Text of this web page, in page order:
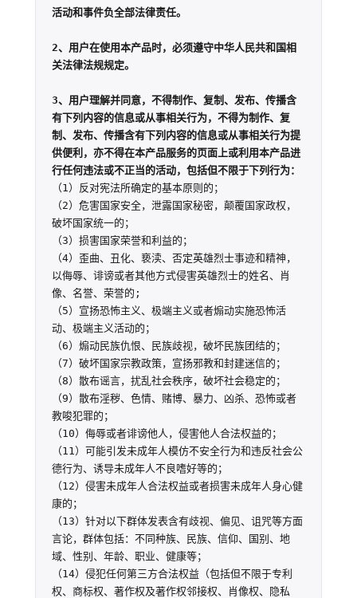
活动和事件负全部法律责任。
2、用户在使用本产品时，必须遵守中华人民共和国相
关法律法规规定。
3、用户理解并同意，不得制作、复制、发布、传播含
有下列内容的信息或从事相关行为，不得为制作、复
制、发布、传播含有下列内容的信息或从事相关行为提
供便利，亦不得在本产品服务的页面上或利用本产品进
行任何违法或不正当的活动，包括但不限于下列行为：
（1）反对宪法所确定的基本原则的；
（2）危害国家安全，泄露国家秘密，颠覆国家政权，
破坏国家统一的；
（3）损害国家荣誉和利益的；
（4）歪曲、丑化、亵渎、否定英雄烈士事迹和精神，
以侮辱、诽谤或者其他方式侵害英雄烈士的姓名、肖
像、名誉、荣誉的;
（5）宣扬恐怖主义、极端主义或者煽动实施恐怖活
动、极端主义活动的；
（6）煽动民族仇恨、民族歧视，破坏民族团结的；
（7）破坏国家宗教政策，宣扬邪教和封建迷信的；
（8）散布谣言，扰乱社会秩序，破坏社会稳定的；
（9）散布淫秽、色情、赌博、暴力、凶杀、恐怖或者
教唆犯罪的；
（10）侮辱或者诽谤他人，侵害他人合法权益的；
（11）可能引发未成年人模仿不安全行为和违反社会公
德行为、诱导未成年人不良嗜好等的；
（12）侵害未成年人合法权益或者损害未成年人身心健
康的；
（13）针对以下群体发表含有歧视、偏见、诅咒等方面
言论，群体包括：不同种族、民族、信仰、国别、地
域、性别、年龄、职业、健康等；
（14）侵犯任何第三方合法权益（包括但不限于专利
权、商标权、著作权及著作权邻接权、肖像权、隐私